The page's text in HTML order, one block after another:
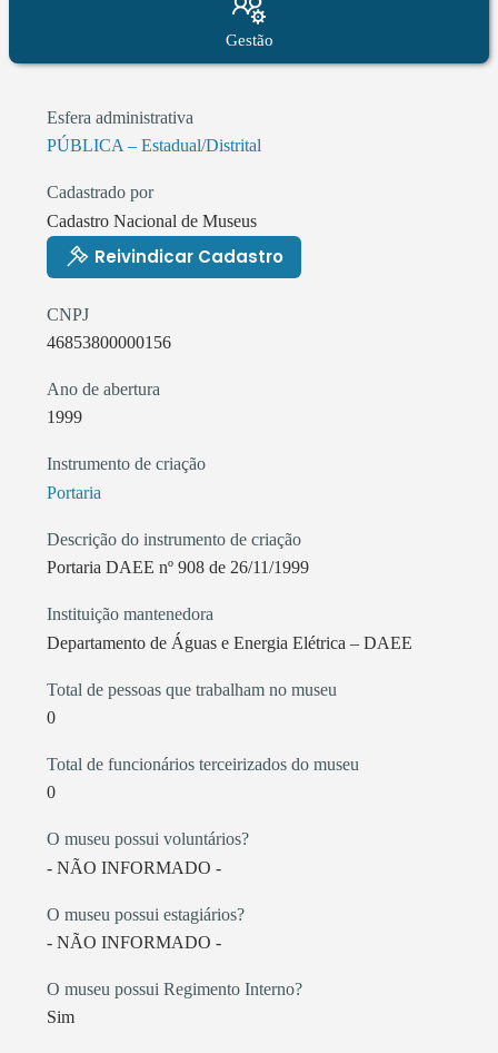
Gestão
Esfera administrativa
PÚBLICA – Estadual/Distrital
Cadastrado por
Cadastro Nacional de Museus
Reivindicar Cadastro
CNPJ
46853800000156
Ano de abertura
1999
Instrumento de criação
Portaria
Descrição do instrumento de criação
Portaria DAEE nº 908 de 26/11/1999
Instituição mantenedora
Departamento de Águas e Energia Elétrica – DAEE
Total de pessoas que trabalham no museu
0
Total de funcionários terceirizados do museu
0
O museu possui voluntários?
- NÃO INFORMADO -
O museu possui estagiários?
- NÃO INFORMADO -
O museu possui Regimento Interno?
Sim